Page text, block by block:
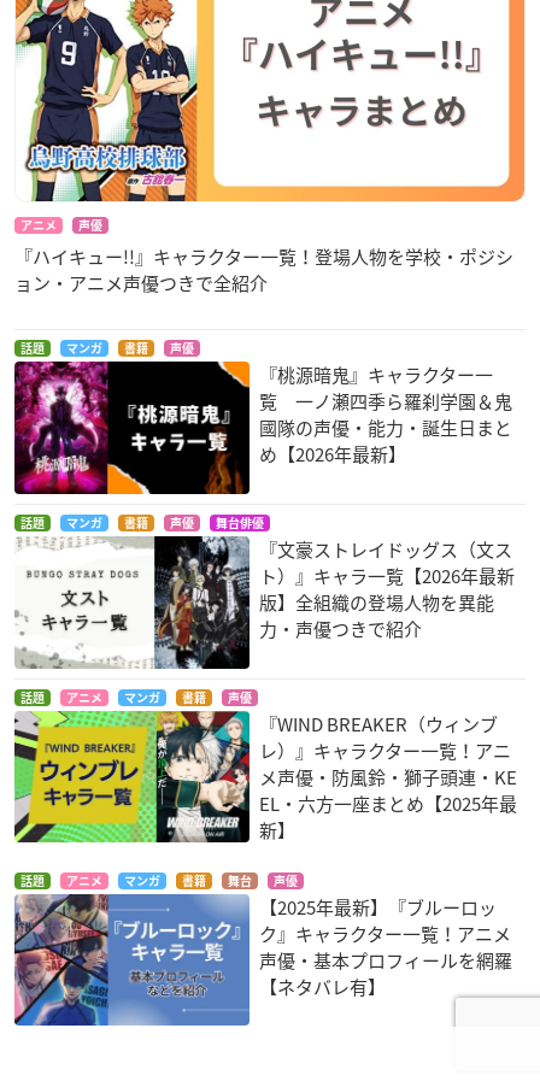
アニメ 声優
『ハイキュー!!』キャラクター一覧！登場人物を学校・ポジシ
ョン・アニメ声優つきで全紹介
話題 マンガ 書籍 声優
『桃源暗鬼』キャラクター一
覧 一ノ瀬四季ら羅刹学園＆鬼
國隊の声優・能力・誕生日まと
め【2026年最新】
話題 マンガ 書籍 声優 舞台俳優
『文豪ストレイドッグス（文ス
ト）』キャラ一覧【2026年最新
版】全組織の登場人物を異能
力・声優つきで紹介
話題 アニメ マンガ 書籍 声優
『WIND BREAKER（ウィンブ
レ）』キャラクター一覧！アニ
メ声優・防風鈴・獅子頭連・KE
EL・六方一座まとめ【2025年最
新】
話題 アニメ マンガ 書籍 舞台 声優
【2025年最新】『ブルーロッ
ク』キャラクター一覧！アニメ
声優・基本プロフィールを網羅
【ネタバレ有】